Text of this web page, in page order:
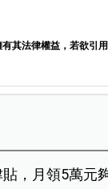
其法律權益，若欲引
，月領5萬元